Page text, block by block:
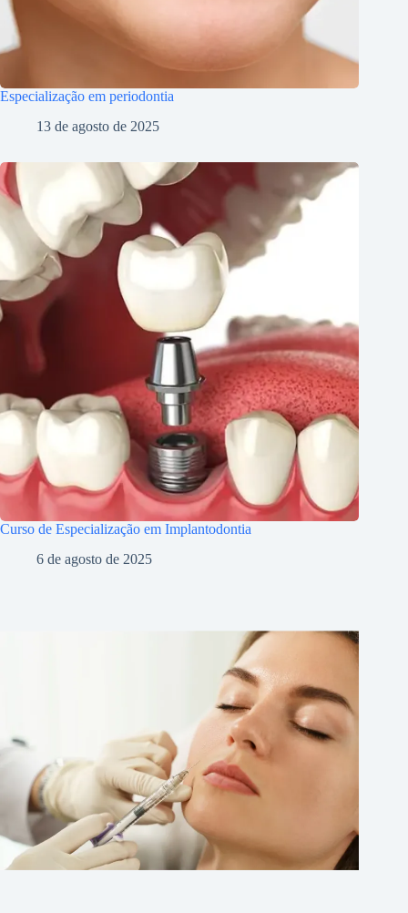
Especialização em periodontia
13 de agosto de 2025
Curso de Especialização em Implantodontia
6 de agosto de 2025